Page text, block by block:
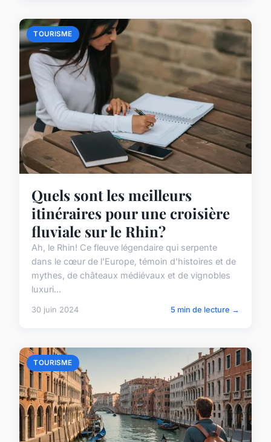
TOURISME
Quels sont les meilleurs
itinéraires pour une croisière
fluviale sur le Rhin?
Ah, le Rhin! Ce fleuve légendaire qui serpente
dans le cœur de l'Europe, témoin d'histoires et de
mythes, de châteaux médiévaux et de vignobles
luxuri...
30 juin 2024 5 min de lecture →
TOURISME